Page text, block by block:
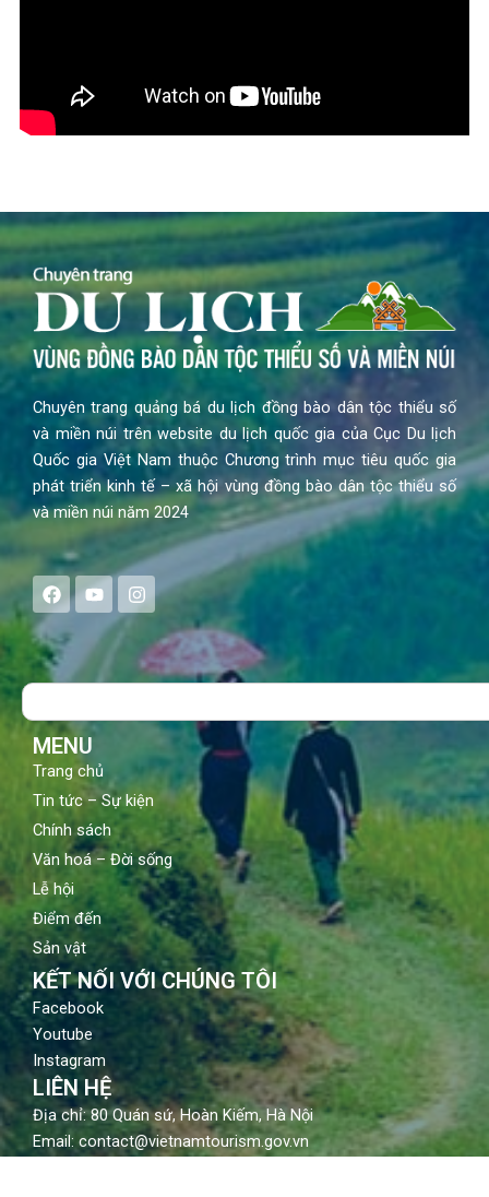
Chuyên trang quảng bá du lịch đồng bào dân tộc thiểu số
và miền núi trên website du lịch quốc gia của Cục Du lịch
Quốc gia Việt Nam thuộc Chương trình mục tiêu quốc gia
phát triển kinh tế – xã hội vùng đồng bào dân tộc thiểu số
và miền núi năm 2024
F
a
e
b
o
Y
o
t
b
I
n
s
a
g
Search
MENU
Trang chủ
Tin tức – Sự kiện
Chính sách
Văn hoá – Đời sống
Lễ hội
Điểm đến
Sản vật
KẾT NỐI VỚI CHÚNG TÔI
Facebook
Youtube
Instagram
LIÊN HỆ
Địa chỉ: 80 Quán sứ, Hoàn Kiếm, Hà Nội
Email: contact@vietnamtourism.gov.vn